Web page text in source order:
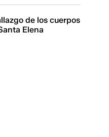
de los cuerpos
Elena